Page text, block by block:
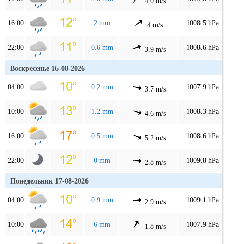
16:00 2 mm 4 m/s 1008.5 hPa
22:00 0.6 mm 3.9 m/s 1008.6 hPa
Воскресенье 16-08-2026
04:00 0.2 mm 3.7 m/s 1007.9 hPa
10:00 1.2 mm 4.6 m/s 1008.3 hPa
16:00 0.5 mm 5.2 m/s 1008.6 hPa
22:00 0 mm 2.8 m/s 1009.8 hPa
Понедельник 17-08-2026
04:00 0.9 mm 2.9 m/s 1009.1 hPa
10:00 6 mm 1.8 m/s 1007.9 hPa